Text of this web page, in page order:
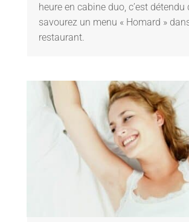
heure en cabine duo, c’est détendu
savourez un menu « Homard »
restaurant.